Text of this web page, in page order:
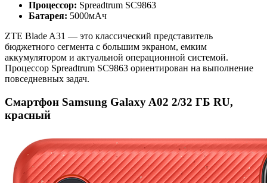
Процессор: Spreadtrum SC9863
Батарея: 5000мАч
ZTE Blade A31 — это классический представитель
бюджетного сегмента с большим экраном, емким
аккумулятором и актуальной операционной системой.
Процессор Spreadtrum SC9863 ориентирован на выполнение
повседневных задач.
Смартфон Samsung Galaxy A02 2/32 ГБ RU,
красный